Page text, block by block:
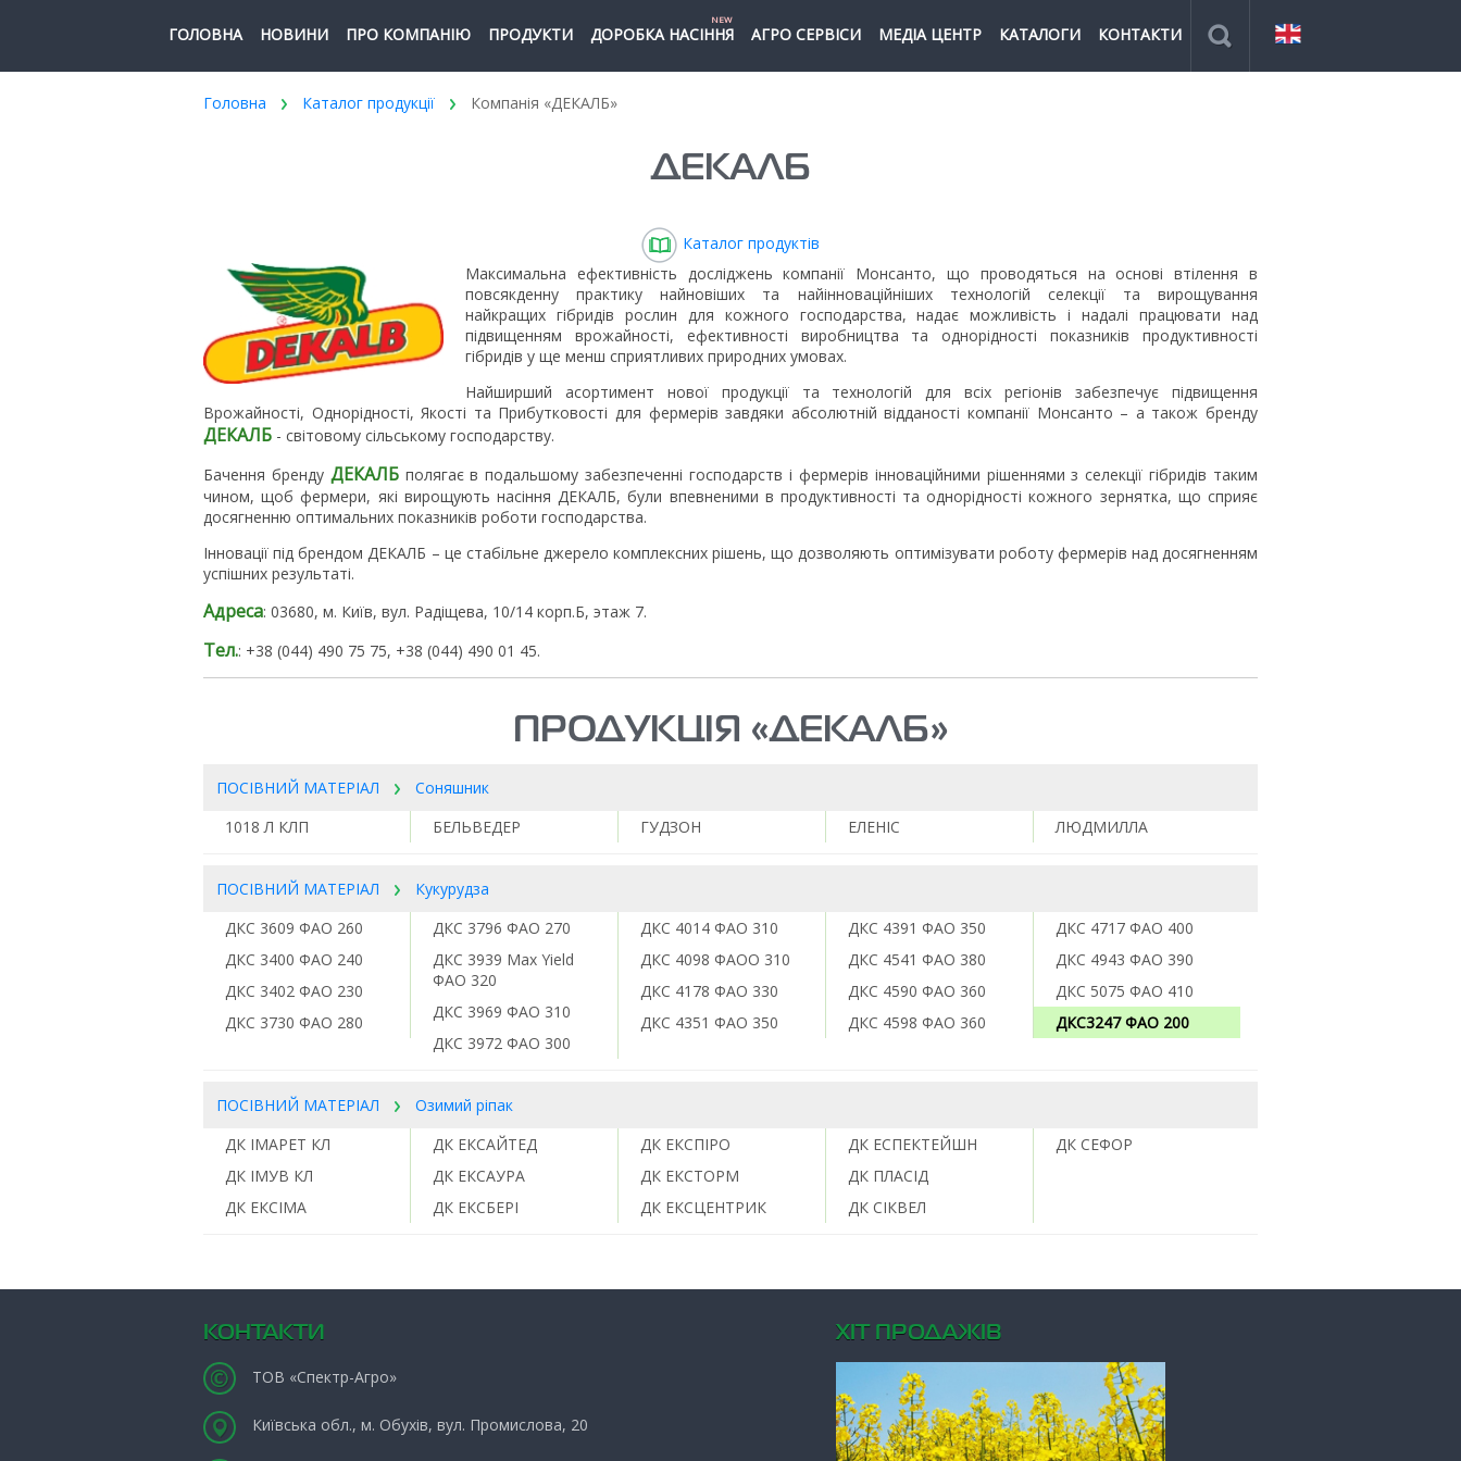
ГОЛОВНА НОВИНИ ПРО КОМПАНІЮ ПРОДУКТИ ДОРОБКА НАСІННЯ
NEW
АГРО СЕРВІСИ МЕДІА ЦЕНТР КАТАЛОГИ КОНТАКТИ
Головна Каталог продукції Компанія «ДЕКАЛБ»
ДЕКАЛБ
Каталог продуктів
Максимальна ефективність досліджень компанії Монсанто, що проводяться на основі втілення в
повсякденну практику найновіших та найінноваційніших технологій селекції та вирощування
найкращих гібридів рослин для кожного господарства, надає можливість і надалі працювати над
підвищенням врожайності, ефективності виробництва та однорідності показників продуктивності
гібридів у ще менш сприятливих природних умовах.
Найширший асортимент нової продукції та технологій для всіх регіонів забезпечує підвищення
Врожайності, Однорідності, Якості та Прибутковості для фермерів завдяки абсолютній відданості компанії Монсанто – а також бренду
ДЕКАЛБ - світовому сільському господарству.
Бачення бренду ДЕКАЛБполягає в подальшому забезпеченні господарств і фермерів інноваційними рішеннями з селекції гібридів таким
чином, щоб фермери, які вирощують насіння ДЕКАЛБ, були впевненими в продуктивності та однорідності кожного зернятка, що сприяє
досягненню оптимальних показників роботи господарства.
Інновації під брендом ДЕКАЛБ – це стабільне джерело комплексних рішень, що дозволяють оптимізувати роботу фермерів над досягненням
успішних результаті.
Адреса: 03680, м. Київ, вул. Радіщева, 10/14 корп.Б, этаж 7.
Тел.: +38 (044) 490 75 75, +38 (044) 490 01 45.
ПРОДУКЦІЯ «ДЕКАЛБ»
ПОСІВНИЙ МАТЕРІАЛ
Соняшник
1018 Л КЛП
БЕЛЬВЕДЕР ГУДЗОН ЕЛЕНІС ЛЮДМИЛЛА
ПОСІВНИЙ МАТЕРІАЛ
Кукурудза
ДКC 3609 ФАО 260
ДКС 3400 ФАО 240
ДКС 3402 ФАО 230
ДКС 3730 ФАО 280
ДКС 3796 ФАО 270
ДКС 3939 Max Yield
ФАО 320
ДКС 3969 ФАО 310
ДКС 3972 ФАО 300
ДКС 4014 ФАО 310
ДКС 4098 ФАОО 310
ДКС 4178 ФАО 330
ДКС 4351 ФАО 350
ДКС 4391 ФАО 350
ДКС 4541 ФАО 380
ДКС 4590 ФАО 360
ДКС 4598 ФАО 360
ДКС 4717 ФАО 400
ДКС 4943 ФАО 390
ДКС 5075 ФАО 410
ДКС3247 ФАО 200
ПОСІВНИЙ МАТЕРІАЛ
Озимий ріпак
ДК ІМАРЕТ КЛ
ДК ІМУВ КЛ
ДК ЕКСІМА
ДК ЕКСАЙТЕД
ДК ЕКСАУРА
ДК ЕКСБЕРІ
ДК ЕКСПІРО
ДК ЕКСТОРМ
ДК ЕКСЦЕНТРИК
ДК ЕСПЕКТЕЙШН
ДК ПЛАСІД
ДК СІКВЕЛ
ДК СЕФОР
КОНТАКТИ
ТОВ «Спектр-Агро»
Київська обл., м. Обухів, вул. Промислова, 20
ХIТ ПРОДАЖІВ